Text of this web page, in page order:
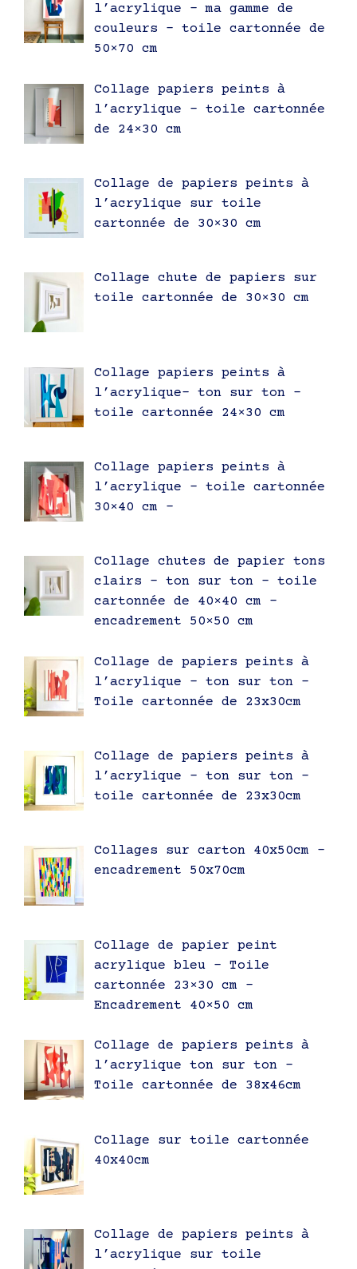
l’acrylique – ma gamme de
couleurs – toile cartonnée de
50×70 cm
Collage papiers peints à
l’acrylique – toile cartonnée
de 24×30 cm
Collage de papiers peints à
l’acrylique sur toile
cartonnée de 30×30 cm
Collage chute de papiers sur
toile cartonnée de 30×30 cm
Collage papiers peints à
l’acrylique- ton sur ton –
toile cartonnée 24×30 cm
Collage papiers peints à
l’acrylique – toile cartonnée
30×40 cm –
Collage chutes de papier tons
clairs – ton sur ton – toile
cartonnée de 40×40 cm –
encadrement 50×50 cm
Collage de papiers peints à
l’acrylique – ton sur ton –
Toile cartonnée de 23x30cm
Collage de papiers peints à
l’acrylique – ton sur ton –
toile cartonnée de 23x30cm
Collages sur carton 40x50cm –
encadrement 50x70cm
Collage de papier peint
acrylique bleu – Toile
cartonnée 23×30 cm –
Encadrement 40×50 cm
Collage de papiers peints à
l’acrylique ton sur ton –
Toile cartonnée de 38x46cm
Collage sur toile cartonnée
40x40cm
Collage de papiers peints à
l’acrylique sur toile